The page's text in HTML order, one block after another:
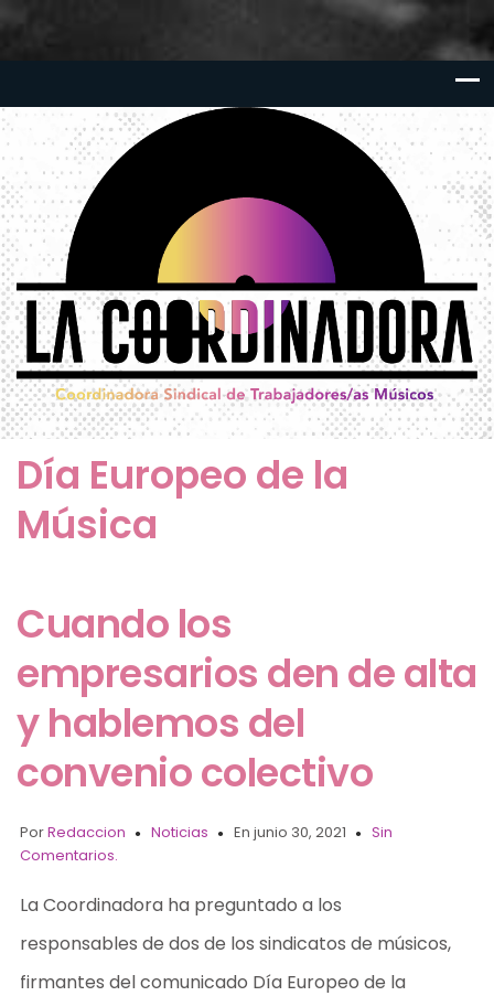
Día Europeo de la
Música
Cuando los
empresarios den de alta
y hablemos del
convenio colectivo
PorRedaccion Noticias En junio 30, 2021
Sin
Comentarios.
La Coordinadora ha preguntado a los
responsables de dos de los sindicatos de músicos,
firmantes del comunicado Día Europeo de la